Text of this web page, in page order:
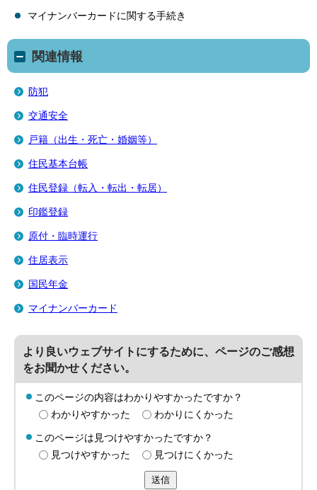
マイナンバーカードに関する手続き
関連情報
防犯
交通安全
戸籍（出生・死亡・婚姻等）
住民基本台帳
住民登録（転入・転出・転居）
印鑑登録
原付・臨時運行
住居表示
国民年金
マイナンバーカード
より良いウェブサイトにするために、ページのご感想
をお聞かせください。
このページの内容はわかりやすかったですか？
わかりやすかった
わかりにくかった
このページは見つけやすかったですか？
見つけやすかった
見つけにくかった
送信